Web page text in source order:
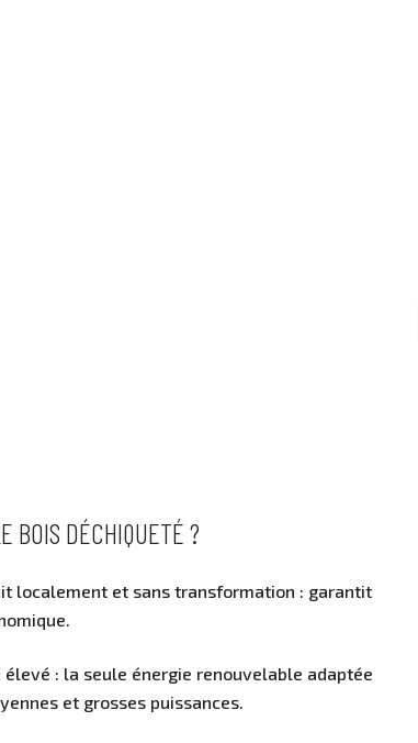
BOIS DÉCHIQUETÉ ?
localement et sans transformation : garantit
élevé : la seule énergie renouvelable adaptée
et grosses puissances.